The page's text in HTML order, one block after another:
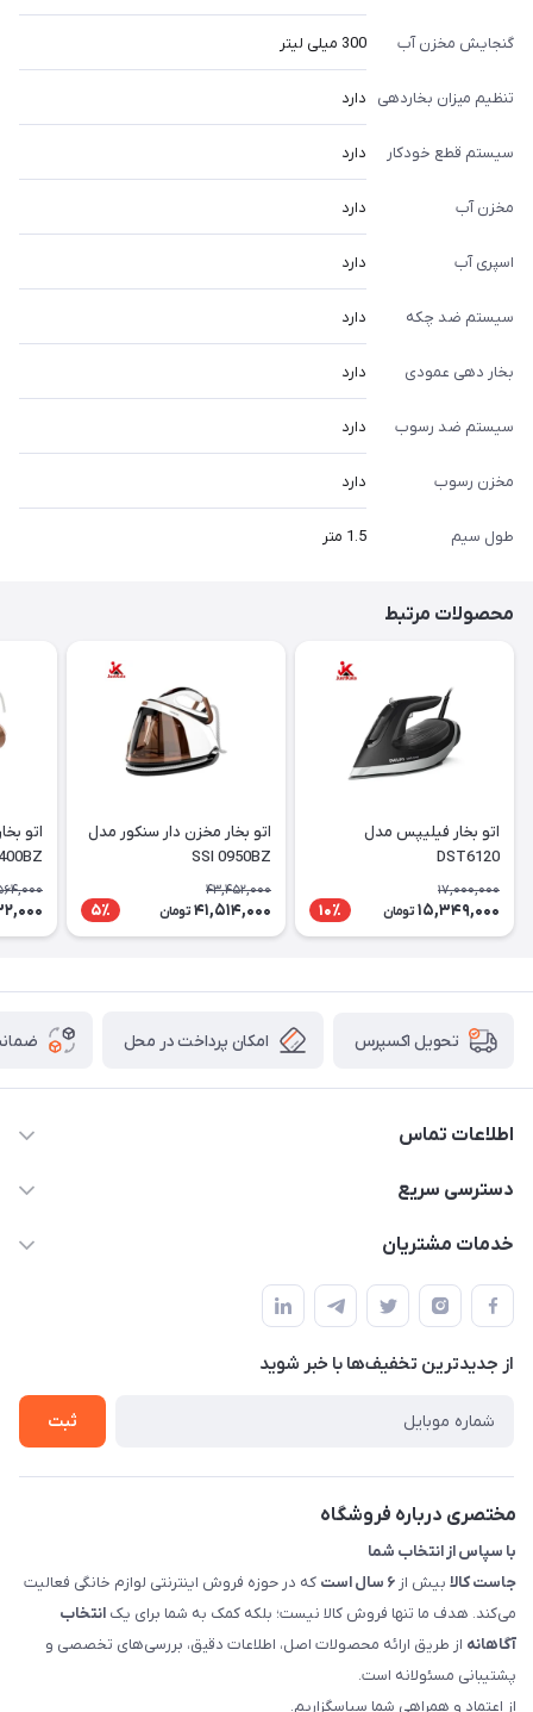
گنجایش مخزن آب 300 میلی لیتر
تنظیم میزان بخاردهی دارد
سیستم قطع خودکار دارد
مخزن آب دارد
اسپری آب دارد
سیستم ضد چکه دارد
بخار دهی عمودی دارد
سیستم ضد رسوب دارد
مخزن رسوب دارد
طول سیم 1.5 متر
محصولات مرتبط
اتو بخار فیلیپس مدل
DST6120
17,000,000
15,349,000 تومان 10٪
اتو بخار مخزن دار سنکور مدل
SSI 0950BZ
43,452,000
41,514,000 تومان 5٪
تحویل اکسپرس امکان پرداخت در محل
اطلاعات تماس
09398557137
سمت چپ (فروشگاه صوتی عباسی) - "تحویل حضوری فقط با
هماهنگی"
دسترسی سریع
لیست محصولات
حساب کاربری
تماس با ما
خدمات مشتریان
راهنما
پرسش های شما
شرایط و ضوابط گارانتی
روش های بازگرداندن کالا
از جدید‌ترین تخفیف‌ها با‌ خبر شوید
ثبت
مختصری درباره فروشگاه
با سپاس از انتخاب شما
جاست کالا بیش از ۶ سال است
که در حوزه فروش اینترنتی لوازم خانگی فعالیت
می‌کند. هدف ما تنها فروش کالا نیست؛ بلکه کمک به شما برای یک انتخاب
آگاهانه از طریق ارائه محصولات اصل، اطلاعات دقیق، بررسی‌های تخصصی و
پشتیبانی مسئولانه است.
از اعتماد و همراهی شما سپاسگزاریم.